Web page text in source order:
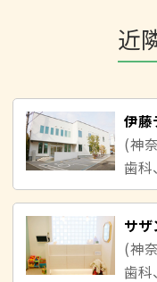
近
伊藤
(神
歯
サ
(神